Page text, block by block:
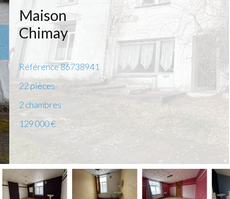
Maison
Chimay
Référence86738941
22 pièces
2 chambres
129 000 €